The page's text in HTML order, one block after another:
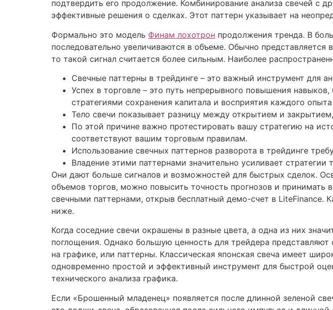
подтвердить его продолжение. Комбинирование анализа свечей
эффективные решения о сделках. Этот паттерн указывает на
Формально это модель Финам лохотрон продолжения тренда. В
последовательно увеличиваются в объеме. Обычно
то такой сигнал считается более сильным. Наиболее
Свечные паттерны в трейдинге – это важный инструмент для
Успех в торговле – это путь непрерывного повышения
стратегиями сохранения капитала и восприятия каждого
Тело свечи показывает разницу между открытием и
По этой причине важно протестировать вашу стратегию на
соответствуют вашим торговым правилам.
Использование свечных паттернов разворота в трейдинге
Владение этими паттернами значительно усиливает
Они дают больше сигналов и возможностей для быстрых сделок.
объемов торгов, можно повысить точность прогнозов и
свечными паттернами, открыв бесплатный демо-счет в LiteFinance.
ниже.
Когда соседние свечи окрашены в разные цвета, а одна из них
поглощения. Однако большую ценность для трейдера
на графике, или паттерны. Классическая японская свеча имеет
одновременно простой и эффективный инструмент для быстрой
технического анализа графика.
Если «Брошенный младенец» появляется после длинной зеленой